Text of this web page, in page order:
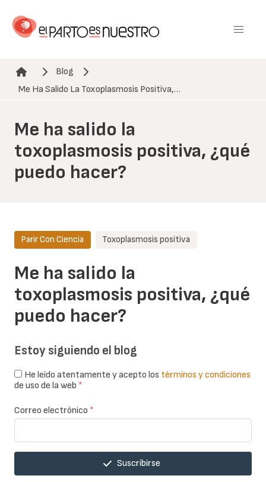
contenido
Ruta de navegación
Blog
Me Ha Salido La Toxoplasmosis Positiva,…
Me ha salido la
toxoplasmosis positiva, ¿qué
puedo hacer?
Me ha salido la
toxoplasmosis positiva, ¿qué
puedo hacer?
Parir Con Ciencia Toxoplasmosis positiva
Estoy siguiendo el blog
He leído atentamente y acepto los términos y condiciones
de uso de la web *
Correo electrónico *
Suscribirse